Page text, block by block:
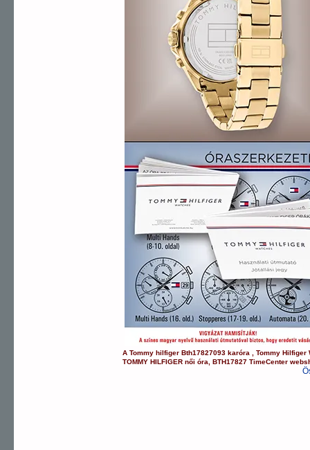
ATommy hilfiger Bth17827093 karóra ,Tommy Hilfiger
TOMMY HILFIGER női óra ,BTH17827 TimeCenter